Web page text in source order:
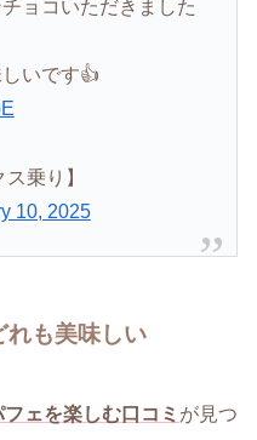
ョコいただきました
いです👍
乗り】
10, 2025
れも美味しい
ェを楽しむ口コミ が見つ